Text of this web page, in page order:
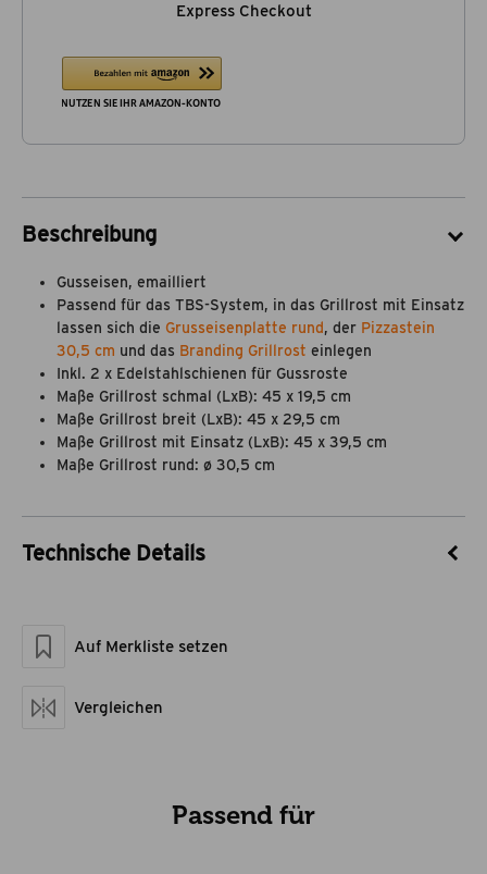
Express Checkout
Beschreibung
Gusseisen, emailliert
Passend für das TBS-System, in das Grillrost mit Einsatz
lassen sich die Grusseisenplatte rund, der Pizzastein
30,5 cm und das Branding Grillrost einlegen
Inkl. 2 x Edelstahlschienen für Gussroste
Maße Grillrost schmal (LxB): 45 x 19,5 cm
Maße Grillrost breit (LxB): 45 x 29,5 cm
Maße Grillrost mit Einsatz (LxB): 45 x 39,5 cm
Maße Grillrost rund: ø 30,5 cm
Technische Details
MaterialAuf Merkliste setzen
Vergleichen
Passend für